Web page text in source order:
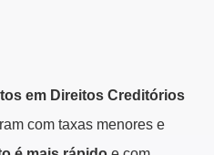
em Direitos Creditórios
com taxas menores e